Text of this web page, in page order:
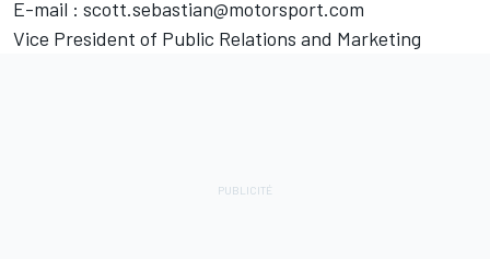
E-mail : scott.sebastian@motorsport.com
Vice President of Public Relations and Marketing